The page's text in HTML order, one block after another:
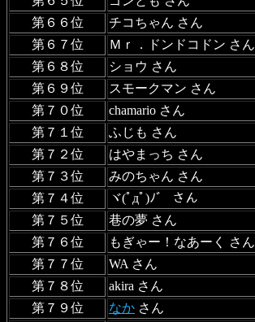
第６６位
チコちゃん さん
第６７位
Ｍｒ．ドンドコドン さん
第６８位
ショウ さん
第６９位
スモークマン さん
第７０位
chamario さん
第７１位
ふじも さん
第７２位
はやまっち さん
第７３位
みのちゃん さん
第７４位
ヾ(ﾟдﾟ)ﾉ゛ さん
第７５位
巷の夢 さん
第７６位
もぎゃー！なあーく さん
第７７位
WA さん
第７８位
akira さん
第７９位
なか さん